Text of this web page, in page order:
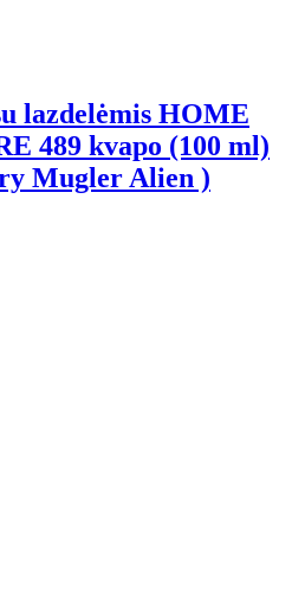
lazdelėmis HOME
489 kvapo (100 ml)
Mugler Alien )